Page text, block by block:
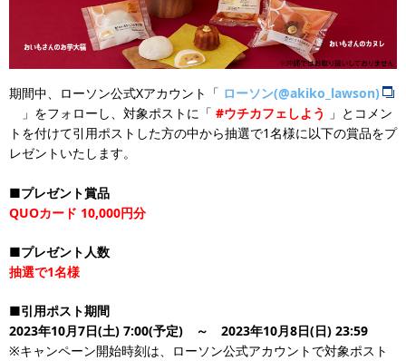
期間中、ローソン公式Xアカウント「 ローソン(@akiko_lawson)
」をフォローし、対象ポストに「 #ウチカフェしよう
」とコメン
トを付けて引用ポストした方の中から抽選で1名様に以下の賞品をプ
レゼントいたします。
■プレゼント賞品
QUOカード 10,000円分
■プレゼント人数
抽選で1名様
■引用ポスト期間
2023年10月7日(土) 7:00(予定) ～ 2023年10月8日(日) 23:59
※キャンペーン開始時刻は、ローソン公式アカウントで対象ポスト